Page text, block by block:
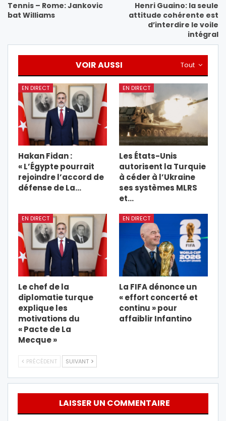
Tennis – Rome: Jankovic
bat Williams
Henri Guaino: la seule
attitude cohérente est
d’interdire le voile
intégral
Tout
VOIR AUSSI
EN DIRECT
Hakan Fidan :
« L’Égypte pourrait
rejoindre l’accord de
défense de La…
EN DIRECT
Les États-Unis
autorisent la Turquie
à céder à l’Ukraine
ses systèmes MLRS
et…
EN DIRECT
Le chef de la
diplomatie turque
explique les
motivations du
« Pacte de La
Mecque »
EN DIRECT
La FIFA dénonce un
« effort concerté et
continu » pour
affaiblir Infantino
PRÉCÉDENT SUIVANT
LAISSER UN COMMENTAIRE